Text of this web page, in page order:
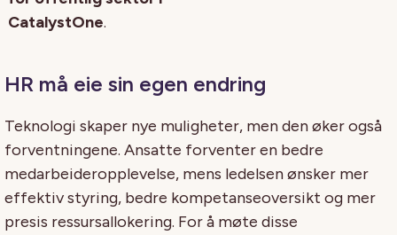
CatalystOne.
HR må eie sin egen endring
Teknologi skaper nye muligheter, men den øker også
forventningene. Ansatte forventer en bedre
medarbeideropplevelse, mens ledelsen ønsker mer
effektiv styring, bedre kompetanseoversikt og mer
presis ressursallokering. For å møte disse